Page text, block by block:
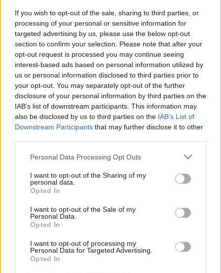
If you wish to opt-out of the sale, sharing to third parties, or
processing of your personal or sensitive information for
targeted advertising by us, please use the below opt-out
section to confirm your selection. Please note that after your
opt-out request is processed you may continue seeing
interest-based ads based on personal information utilized by
us or personal information disclosed to third parties prior to
your opt-out. You may separately opt-out of the further
disclosure of your personal information by third parties on the
IAB’s list of downstream participants. This information may
also be disclosed by us to third parties on the IAB’s List of
Downstream Participants that may further disclose it to other
Please note that this website/app uses one or more Google
not limited to your visit or usage behaviour. You may click to
grant or deny consent to Google and its third-party tags to
use your data for below specified purposes in below Google
consent section.
Personal Data Processing Opt Outs
I want to opt-out of the Sharing of my
personal data.
Opted In
I want to opt-out of the Sale of my
Personal Data.
Opted In
I want to opt-out of processing my
Personal Data for Targeted Advertising.
Opted In
szemben, ami szétesettnek és
irányíthatatlannak tűnt körülöttem, és
egyben egy helyet is, ahol a zene és a
kapcsolódás erején keresztül újra fel tudtam
gyújtani a reményt. Szerencse, hogy a
turné már be van tervezve, különben
fogalmam sem lenne, mit kezdjek most
magammal… teljesen megszállottja lettem
ennek az anyagnak. Alig várom, hogy a
- mesélteAmy Lee, a banda énekesnője.
A dalok listája:
1. Beautiful Lie
2. Tell Me When You've Had Enough
4. Rapture
5. Afterlife